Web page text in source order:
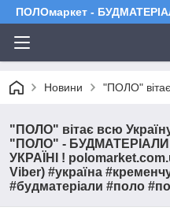
ПОЛОмаркет -
Новини "ПОЛО"
"ПОЛО" вітає всю
"ПОЛО" -
УКРАЇНІ !
Viber) #україна
#будматеріали #поло